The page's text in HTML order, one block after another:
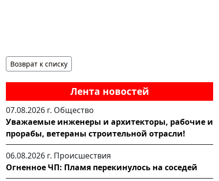
Лента новостей
07.08.2026 г. Общество
Уважаемые инженеры и архитекторы, рабочие и
прорабы, ветераны строительной отрасли!
06.08.2026 г. Происшествия
Огненное ЧП: Пламя перекинулось на соседей
Возврат к списку